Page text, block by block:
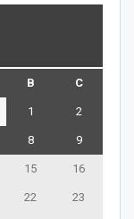
B C
1 2
8 9
15 16
22 23